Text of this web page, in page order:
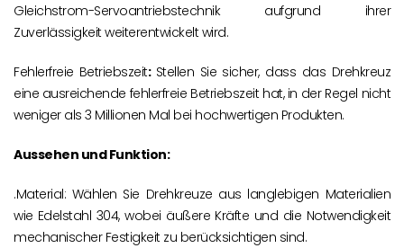
Gleichstrom-Servoantriebstechnik aufgrund ihrer
Zuverlässigkeit weiterentwickelt wird.
Fehlerfreie Betriebszeit: Stellen Sie sicher, dass das Drehkreuz
eine ausreichende fehlerfreie Betriebszeit hat, in der Regel nicht
weniger als 3 Millionen Mal bei hochwertigen Produkten.
Aussehen und Funktion:
.Material: Wählen Sie Drehkreuze aus langlebigen Materialien
wie Edelstahl 304, wobei äußere Kräfte und die Notwendigkeit
mechanischer Festigkeit zu berücksichtigen sind.